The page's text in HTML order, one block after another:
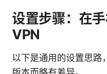
设置步骤：在
VPN
以下是通用的设置思路